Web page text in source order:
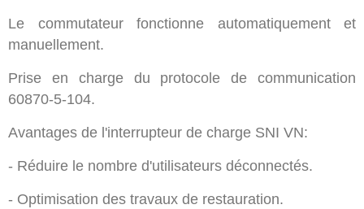
Le commutateur fonctionne automatiquement et
manuellement.
Prise en charge du protocole de communication
60870-5-104.
Avantages de l'interrupteur de charge SNI VN:
- Réduire le nombre d'utilisateurs déconnectés.
- Optimisation des travaux de restauration.